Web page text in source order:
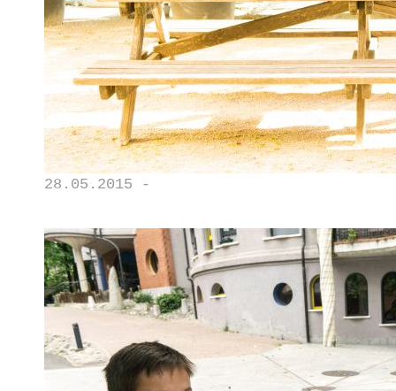
28.05.2015 -